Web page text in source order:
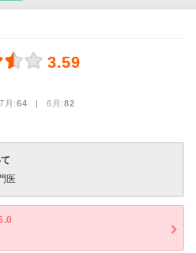
3.59
月:64 | 6月:82
医